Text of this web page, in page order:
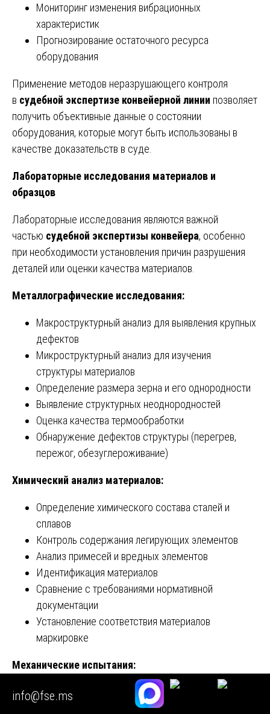
Мониторинг изменения вибрационных
характеристик
Прогнозирование остаточного ресурса
оборудования
Применение методов неразрушающего контроля
в судебной экспертизе конвейерной линии позволяет
получить объективные данные о состоянии
оборудования, которые могут быть использованы в
качестве доказательств в суде.
Лабораторные исследования материалов и
образцов
Лабораторные исследования являются важной
частью судебной экспертизы конвейера, особенно
при необходимости установления причин разрушения
деталей или оценки качества материалов.
Металлографические исследования:
Макроструктурный анализ для выявления крупных
дефектов
Микроструктурный анализ для изучения
структуры материалов
Определение размера зерна и его однородности
Выявление структурных неоднородностей
Оценка качества термообработки
Обнаружение дефектов структуры (перегрев,
пережог, обезуглероживание)
Химический анализ материалов:
Определение химического состава сталей и
сплавов
Контроль содержания легирующих элементов
Анализ примесей и вредных элементов
Идентификация материалов
Сравнение с требованиями нормативной
документации
Установление соответствия материалов
маркировке
Механические испытания:
Испытания на растяжение для определения
прочностных характеристик
info@fse.ms